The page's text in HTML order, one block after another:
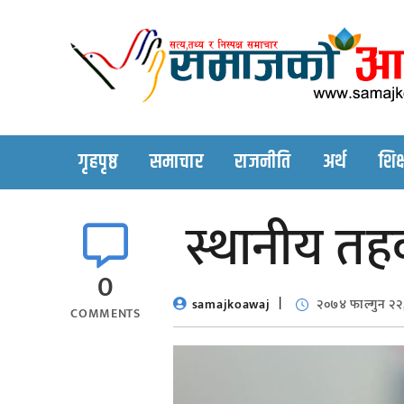
गृहपृष्ठ समाचार राजनीति अर्थ
0
COMMENTS
स्थानीय
samajkoawaj २०७४ फाल्गुन